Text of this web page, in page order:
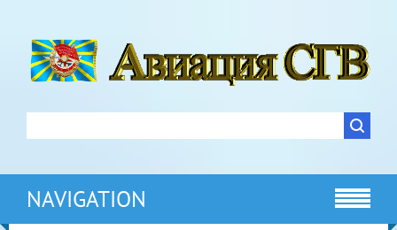
NAVIGATION